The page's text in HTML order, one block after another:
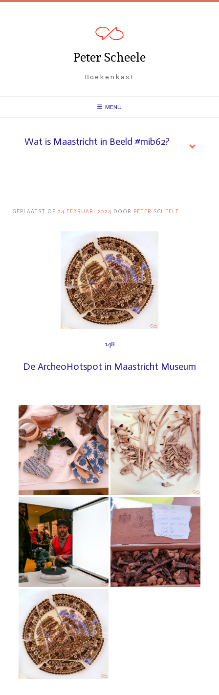
Peter Scheele
Boekenkast
MENU
Wat is Maastricht in Beeld #mib62?
GEPLAATST OP 24 FEBRUARI 2024 DOOR PETER SCHEELE
148
De ArcheoHotspot in Maastricht Museum